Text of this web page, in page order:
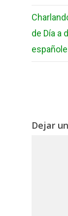
de Día a
Dejar